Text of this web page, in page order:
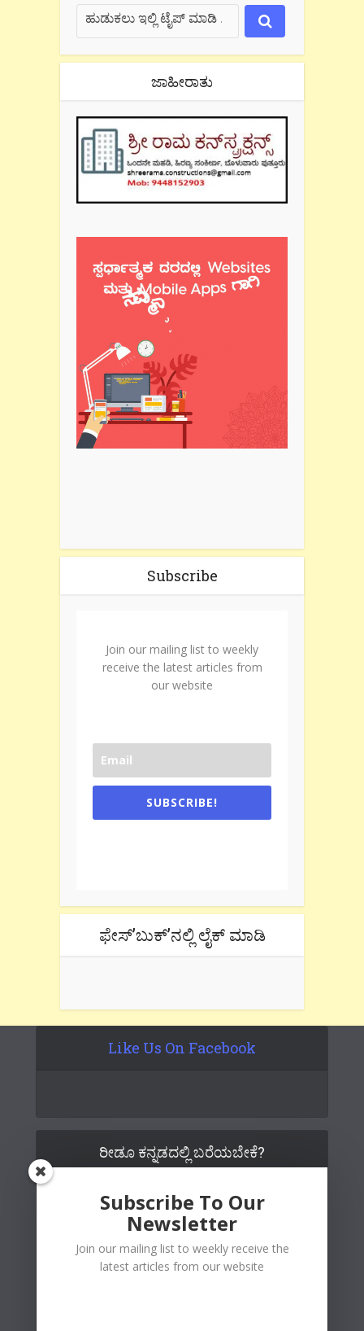
ಜಾಹೀರಾತು
Subscribe
Join our mailing list to weekly
receive the latest articles from
our website
SUBSCRIBE!
ಫೇಸ್’ಬುಕ್’ನಲ್ಲಿ ಲೈಕ್ ಮಾಡಿ
Like Us On Facebook
ರೀಡೂ ಕನ್ನಡದಲ್ಲಿ ಬರೆಯಬೇಕೆ?
Subscribe To Our
Newsletter
Join our mailing list to weekly receive the
latest articles from our website